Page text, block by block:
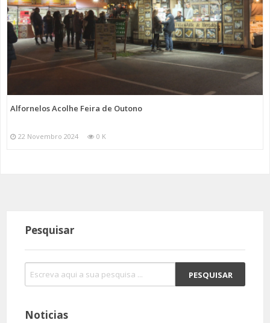
Alfornelos Acolhe Feira de Outono
22 Novembro 2024 0 K
Pesquisar
Noticias